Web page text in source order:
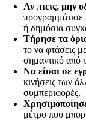
Αν πιεις, μην
προγραμμάτισε
ή δημόσια
Τήρησε τα
το να φτάσεις
σημαντικό από
Να είσαι σε
κινήσεις των
συμπεριφορές.
μέτρο που